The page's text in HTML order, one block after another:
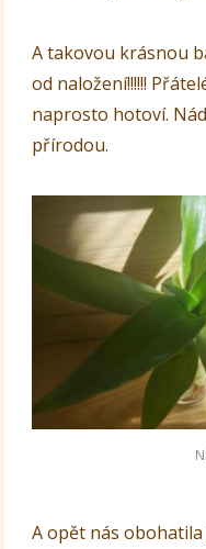
A takovou krásnou
od naložení!!!!!!
naprosto hotoví.
přírodou.
A opět nás